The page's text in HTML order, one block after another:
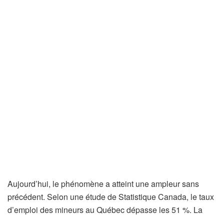
Aujourd’hui, le phénomène a atteint une ampleur sans
précédent. Selon une étude de Statistique Canada, le taux
d’emploi des mineurs au Québec dépasse les 51 %. La